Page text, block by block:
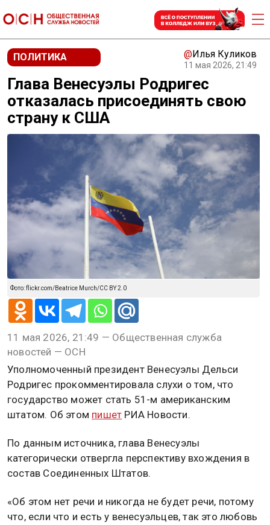
ПОЛИТИКА @Илья Куликов
11 мая 2026, 21:49
Глава Венесуэлы Родригес
отказалась присоединять свою
страну к США
Фото: flickr.com/Beatrice Murch/CC BY 2.0
11 мая 2026, 21:49 — Общественная служба
новостей — ОСН
Уполномоченный президент Венесуэлы Дельси
Родригес прокомментировала слухи о том, что
государство может стать 51-м американским
штатом. Об этом пишет РИА Новости.
По данным источника, глава Венесуэлы
категорически отвергла перспективу вхождения в
состав Соединенных Штатов.
«Об этом нет речи и никогда не будет речи, потому
что, если что и есть у венесуэльцев, так это любовь